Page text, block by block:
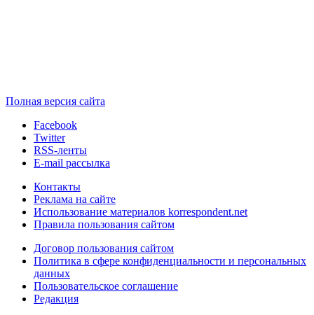
Полная версия сайта
Facebook
Twitter
RSS-ленты
E-mail рассылка
Контакты
Реклама на сайте
Использование материалов korrespondent.net
Правила пользования сайтом
Договор пользования сайтом
Политика в сфере конфиденциальности и персональных
данных
Пользовательское соглашение
Редакция